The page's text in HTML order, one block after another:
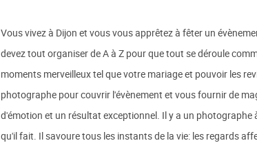
Vous vivez à Dijon et vous vous apprêtez à fêter un
devez tout organiser de A à Z pour que tout se déroule
moments merveilleux tel que votre mariage et pouvoir les
photographe pour couvrir l'évènement et vous fournir de
d'émotion et un résultat exceptionnel. Il y a un
qu'il fait. Il savoure tous les instants de la vie: les regards